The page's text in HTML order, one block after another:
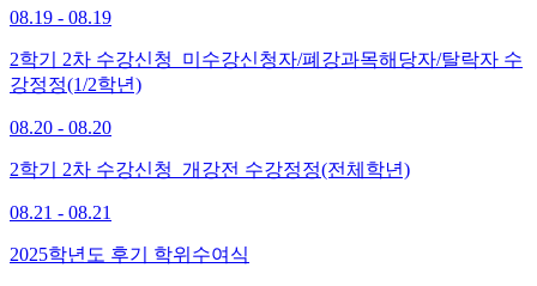
08.19 - 08.19
2학기 2차 수강신청_미수강신청자/폐강과목해당자/탈락자 수
강정정(1/2학년)
08.20 - 08.20
2학기 2차 수강신청_개강전 수강정정(전체학년)
08.21 - 08.21
2025학년도 후기 학위수여식